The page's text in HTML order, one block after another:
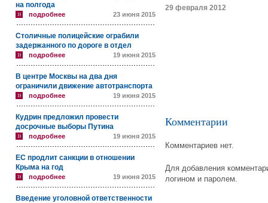
на полгода
подробнее 23 июня 2015
Столичные полицейские ограбили
задержанного по дороге в отдел
подробнее 19 июня 2015
В центре Москвы на два дня
ограничили движение автотранспорта
подробнее 19 июня 2015
Кудрин предложил провести
досрочные выборы Путина
подробнее 19 июня 2015
ЕС продлит санкции в отношении
Крыма на год
подробнее 19 июня 2015
Введение уголовной ответственности
29 февраля 2012
Комментарии
Комментариев нет.
Для добавления
логином и паролем.